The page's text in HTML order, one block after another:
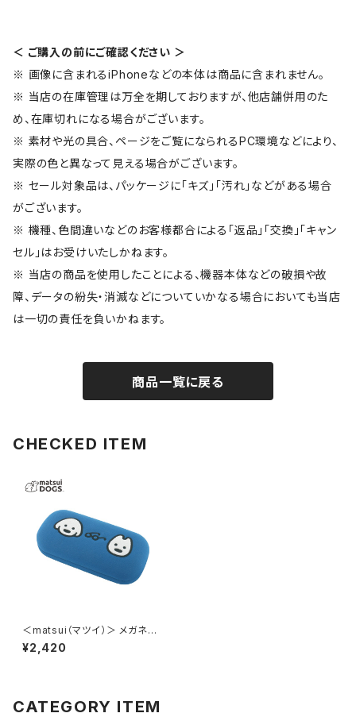
＜ ご購入の前にご確認ください ＞
※ 画像に含まれるiPhoneなどの本体は商品に含まれません。
※ 当店の在庫管理は万全を期しておりますが、他店舗併用のた
め、在庫切れになる場合がございます。
※ 素材や光の具合、ページをご覧になられるPC環境などにより、
実際の色と異なって見える場合がございます。
※ セール対象品は、パッケージに「キズ」「汚れ」などがある場合
がございます。
※ 機種、色間違いなどのお客様都合による「返品」「交換」「キャン
セル」はお受けいたしかねます。
※ 当店の商品を使用したことによる、機器本体などの破損や故
障、データの紛失・消滅などについていかなる場合においても当店
は一切の責任を負いかねます。
商品一覧に戻る
CHECKED ITEM
＜matsui（マツイ）＞ メガネケ
ース（メガネクロス付き） matsu
i DOGS LMA-G007-BL（ブル
¥2,420
CATEGORY ITEM